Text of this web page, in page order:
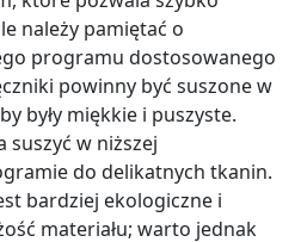
należy pamiętać o
programu dostosowanego
powinny być suszone w
były miękkie i puszyste.
suszyć w niższej
do delikatnych tkanin.
bardziej ekologiczne i
materiału; warto jednak